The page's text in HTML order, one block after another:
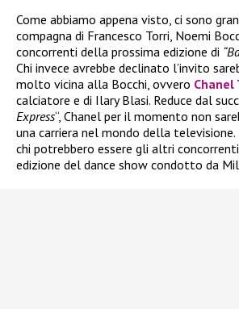
Come abbiamo appena visto, ci sono
compagna di Francesco Torri, Noemi
concorrenti della prossima edizione di
Chi invece avrebbe declinato l’invito
molto vicina alla Bocchi, ovvero
calciatore e di Ilary Blasi. Reduce dal
Express“, Chanel per il momento non
una carriera nel mondo della televisione.
chi potrebbero essere gli altri
edizione del dance show condotto da